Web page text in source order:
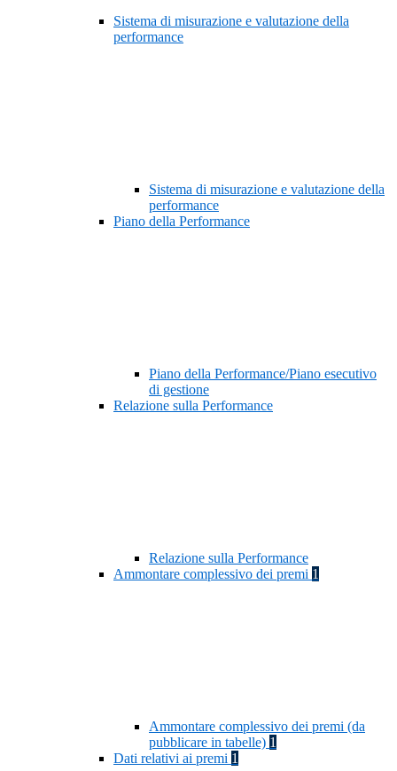
Sistema di misurazione e valutazione della
performance
Sistema di misurazione e valutazione della
performance
Piano della Performance
Piano della Performance/Piano esecutivo
di gestione
Relazione sulla Performance
Relazione sulla Performance
Ammontare complessivo dei premi 1
Ammontare complessivo dei premi (da
pubblicare in tabelle) 1
Dati relativi ai premi 1